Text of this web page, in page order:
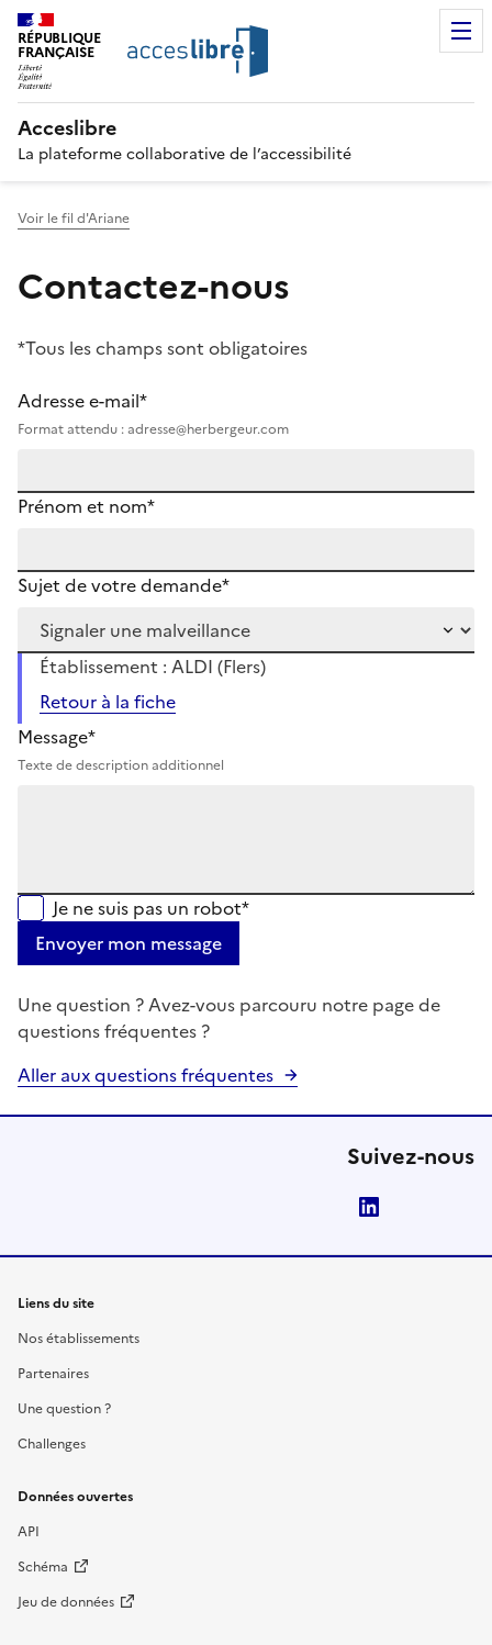
RÉPUBLIQUE
FRANÇAISE
Acceslibre
La plateforme collaborative de l’accessibilité
Voir le fil d'Ariane
Contactez-nous
*Tous les champs sont obligatoires
Adresse e-mail*
Format attendu : adresse@herbergeur.com
Prénom et nom*
Sujet de votre demande*
Établissement : ALDI (Flers)
Retour à la fiche
Message*
Texte de description additionnel
Je ne suis pas un robot*
Envoyer mon message
Une question ? Avez-vous parcouru notre page de
questions fréquentes ?
Aller aux questions fréquentes
Suivez-nous
Liens du site
Nos établissements
Partenaires
Une question ?
Challenges
Données ouvertes
API
Schéma
Jeu de données